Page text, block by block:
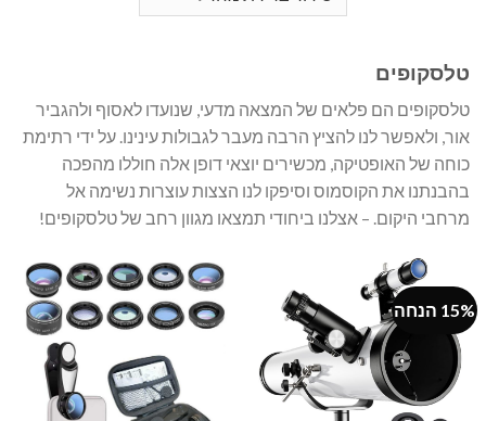
טלסקופים
טלסקופים הם פלאים של המצאה מדעי, שנועדו לאסוף ולהגביר
אור, ולאפשר לנו להציץ הרבה מעבר לגבולות עינינו. על ידי רתימת
כוחה של האופטיקה, מכשירים יוצאי דופן אלה חוללו מהפכה
בהבנתנו את הקוסמוס וסיפקו לנו הצצות עוצרות נשימה אל
מרחבי היקום. – אצלנו ביחודי תמצאו מגוון רחב של טלסקופים!
15% הנחה